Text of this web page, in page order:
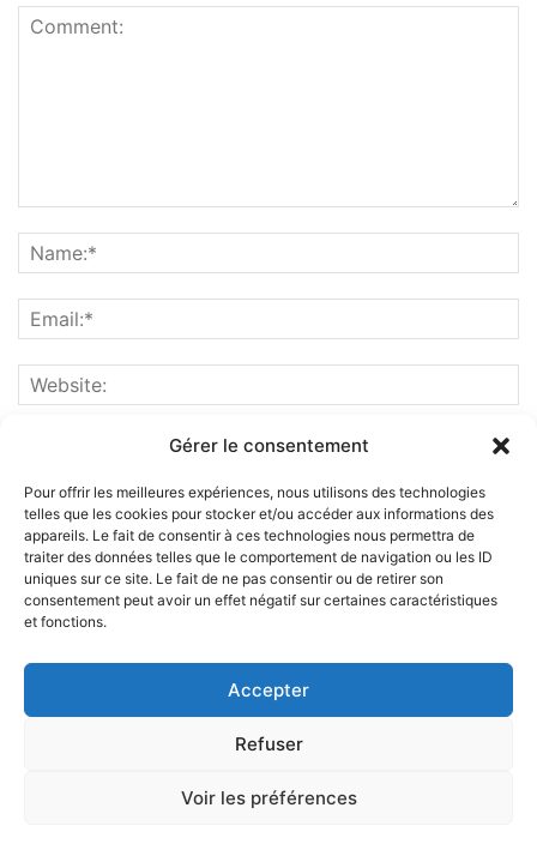
Gérer le consentement
Pour offrir les meilleures expériences, nous utilisons des technologies
telles que les cookies pour stocker et/ou accéder aux informations des
appareils. Le fait de consentir à ces technologies nous permettra de
traiter des données telles que le comportement de navigation ou les ID
uniques sur ce site. Le fait de ne pas consentir ou de retirer son
consentement peut avoir un effet négatif sur certaines caractéristiques
et fonctions.
Accepter
Refuser
Voir les préférences
ABOUT US
FOLLOW US